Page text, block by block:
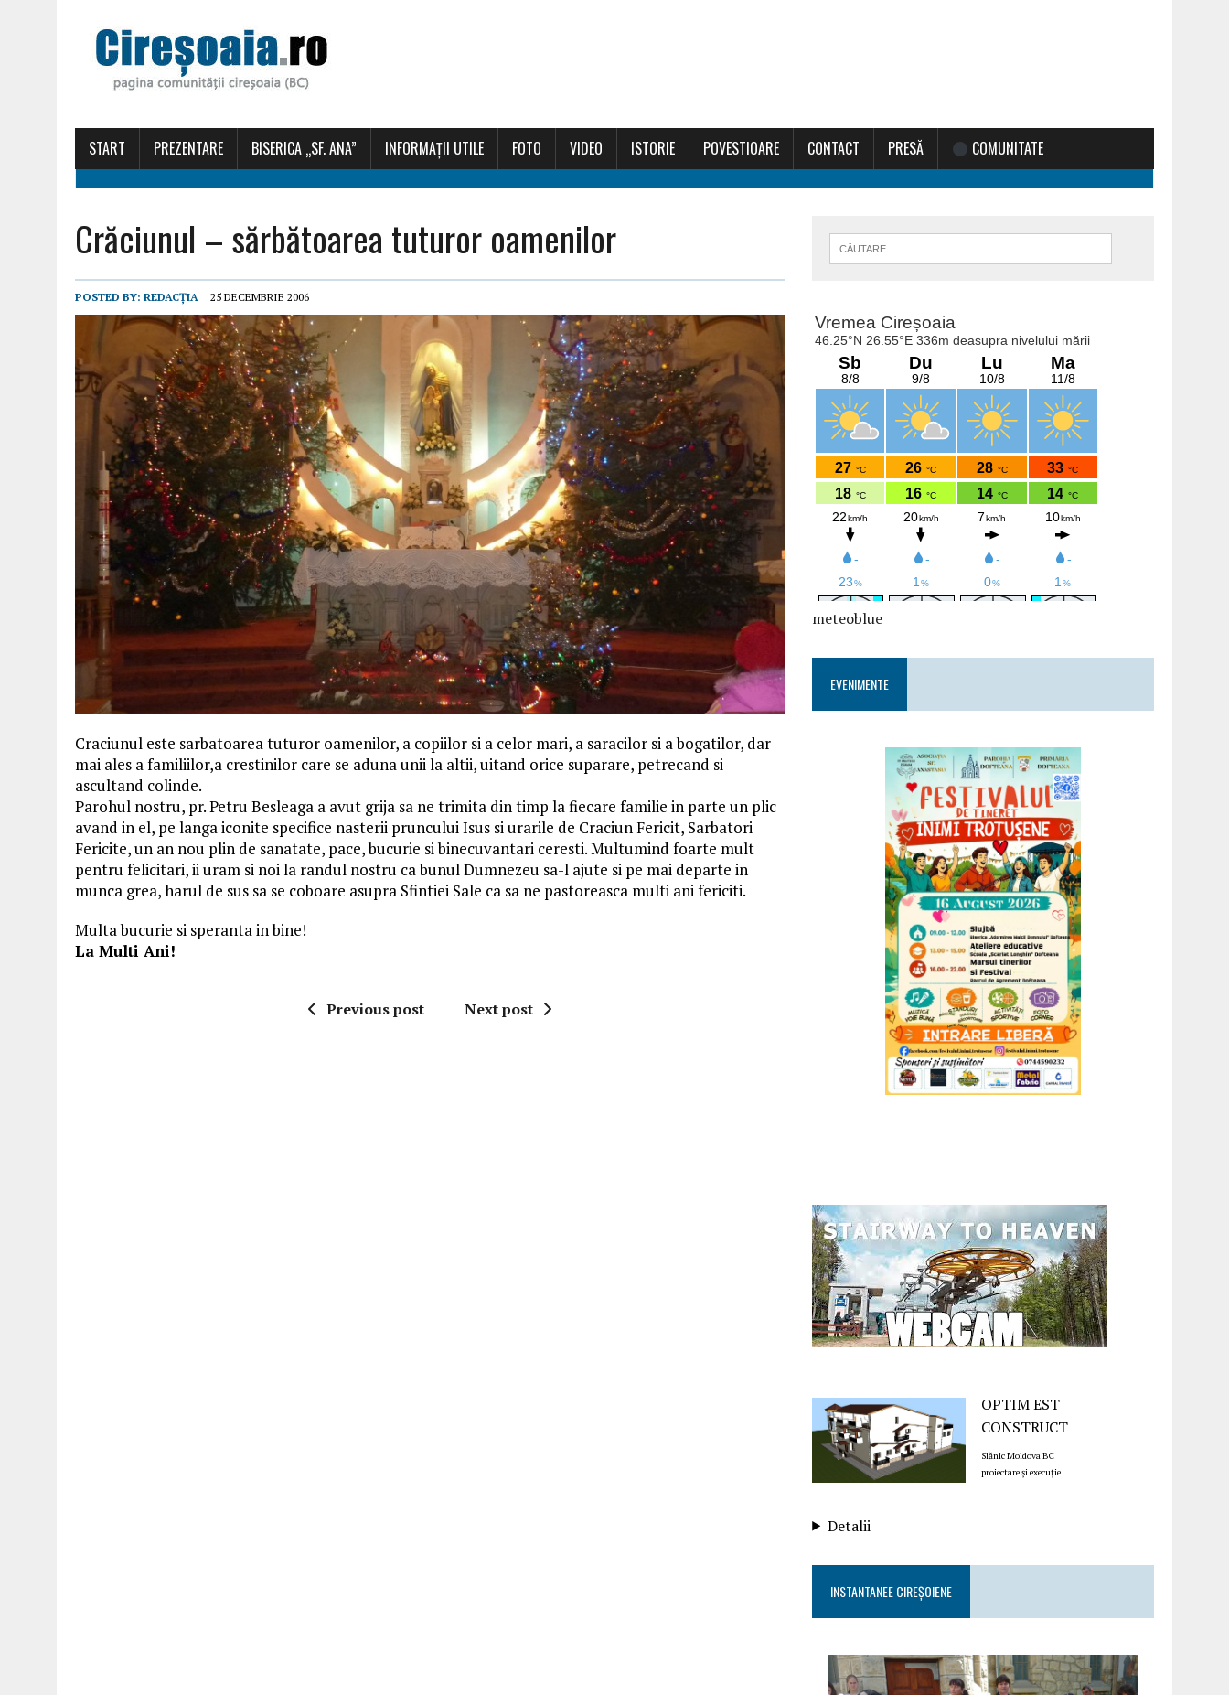
START PREZENTARE BISERICA „SF. ANA” INFORMAȚII UTILE FOTO VIDEO ISTORIE POVESTIOARE CONTACT PRESĂ COMUNITATE
Crăciunul – sărbătoarea tuturor oamenilor
POSTED BY: REDACȚIA 25 DECEMBRIE 2006
Craciunul este sarbatoarea tuturor oamenilor, a copiilor si a celor mari, a saracilor si a bogatilor, dar
mai ales a familiilor,a crestinilor care se aduna unii la altii, uitand orice suparare, petrecand si
ascultand colinde.
Parohul nostru, pr. Petru Besleaga a avut grija sa ne trimita din timp la fiecare familie in parte un plic
avand in el, pe langa iconite specifice nasterii pruncului Isus si urarile de Craciun Fericit, Sarbatori
Fericite, un an nou plin de sanatate, pace, bucurie si binecuvantari ceresti. Multumind foarte mult
pentru felicitari, ii uram si noi la randul nostru ca bunul Dumnezeu sa-l ajute si pe mai departe in
munca grea, harul de sus sa se coboare asupra Sfintiei Sale ca sa ne pastoreasca multi ani fericiti.
Multa bucurie si speranta in bine!
La Multi Ani!
Previous post Next post
meteoblue
EVENIMENTE
OPTIM EST
CONSTRUCT
Slănic Moldova BC
proiectare și execuție
Detalii
INSTANTANEE CIREȘOIENE